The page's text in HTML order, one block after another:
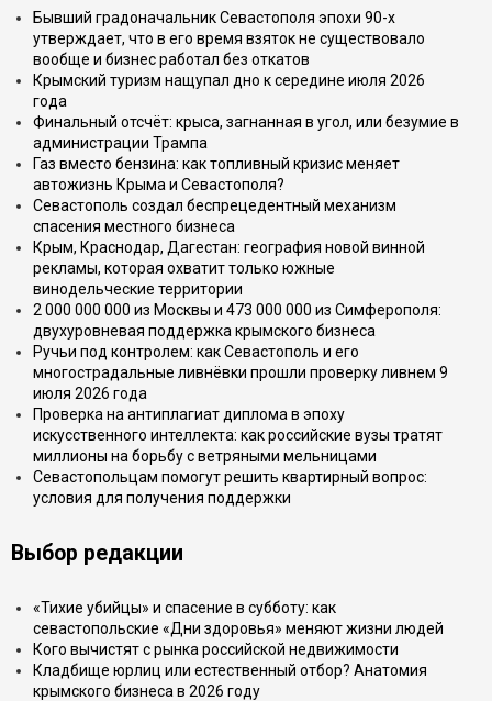
Бывший градоначальник Севастополя эпохи 90-х
утверждает, что в его время взяток не существовало
вообще и бизнес работал без откатов
Крымский туризм нащупал дно к середине июля 2026
года
Финальный отсчёт: крыса, загнанная в угол, или безумие в
администрации Трампа
Газ вместо бензина: как топливный кризис меняет
автожизнь Крыма и Севастополя?
Севастополь создал беспрецедентный механизм
спасения местного бизнеса
Крым, Краснодар, Дагестан: география новой винной
рекламы, которая охватит только южные
винодельческие территории
2 000 000 000 из Москвы и 473 000 000 из Симферополя:
двухуровневая поддержка крымского бизнеса
Ручьи под контролем: как Севастополь и его
многострадальные ливнёвки прошли проверку ливнем 9
июля 2026 года
Проверка на антиплагиат диплома в эпоху
искусственного интеллекта: как российские вузы тратят
миллионы на борьбу с ветряными мельницами
Севастопольцам помогут решить квартирный вопрос:
условия для получения поддержки
Выбор редакции
«Тихие убийцы» и спасение в субботу: как
севастопольские «Дни здоровья» меняют жизни людей
Кого вычистят с рынка российской недвижимости
Кладбище юрлиц или естественный отбор? Анатомия
крымского бизнеса в 2026 году